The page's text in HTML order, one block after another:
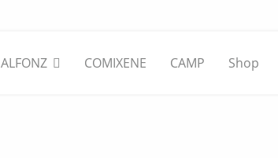
ALFONZ COMIXENE CAMP Shop